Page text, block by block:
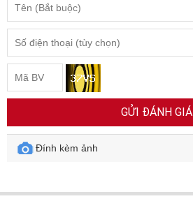
GỬI ĐÁNH GIÁ